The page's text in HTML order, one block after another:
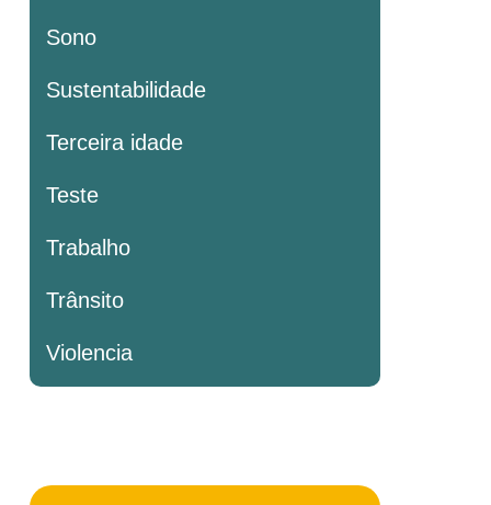
Sono
Sustentabilidade
Terceira idade
Teste
Trabalho
Trânsito
Violencia